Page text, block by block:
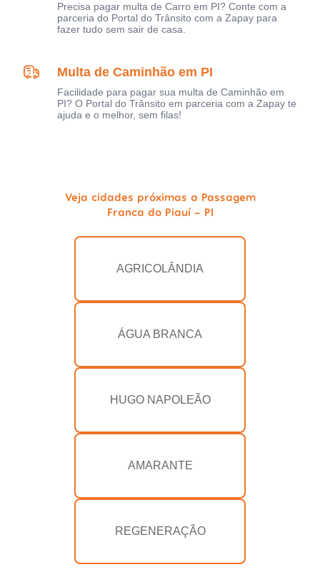
Precisa pagar multa de Carro em PI? Conte com a
parceria do Portal do Trânsito com a Zapay para
fazer tudo sem sair de casa.
Multa de Caminhão em PI
Facilidade para pagar sua multa de Caminhão em
PI? O Portal do Trânsito em parceria com a Zapay te
ajuda e o melhor, sem filas!
Veja cidades próximas a Passagem
Franca do Piauí - PI
AGRICOLÂNDIA
ÁGUA BRANCA
HUGO NAPOLEÃO
AMARANTE
REGENERAÇÃO